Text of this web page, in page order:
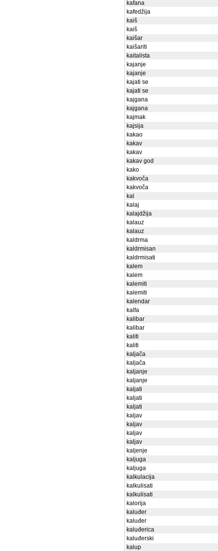
kafana
kafedžija
kaiš
kaiš
kaišar
kaišariti
kaitalista
kajanje
kajanje
kajati se
kajati se
kajgana
kajgana
kajmak
kajsija
kakao
kakav
kakav
kakav god
kako
kakvoča
kakvoča
kal
kalaj
kalajdžija
kalauz
kalauz
kaldrma
kaldrmisan
kaldrmisati
kalem
kalem
kalemiti
kalemiti
kalendar
kalfa
kalibar
kalibar
kaliti
kaliti
kaljača
kaljača
kaljanje
kaljanje
kaljati
kaljati
kaljati
kaljav
kaljav
kaljav
kaljav
kaljenje
kaljuga
kaljuga
kalkulacija
kalkulisati
kalkulisati
kalorija
kaluđer
kaluđer
kaluđerica
kaluđerski
kalup